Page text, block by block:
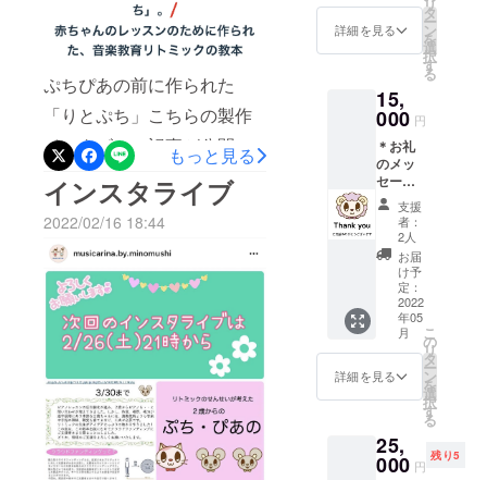
け受けてみようかな？ と
お考えいただけましたら、
ぜひ本日までの特別価格で
ご購入ください！明日以降
はこの価格が正規価格に
なってしまい、40000円ほ
どになってしまいます(^^;)
えーーー！！そうなの？知
らなかった！という先生
方！！ぜひお友だちにも拡
散してくださいm(_ _)m本日
もインスタライブで熱く語
ります！
ぷちぴあの前に作られた
「りとぷち」こちらの製作
インタビュー記事が公開さ
れました♪こちらにも熱い想
いお話してます♡読み返し
ても、熱すぎる笑とにかく
愛情たっぷりの教本作りを
しています！
もっと見る
インスタライブ
2022/02/16 18:44
たは氏
名掲載
（イニ
シャル
教本
「ぷ
ち・ぴ
あの」
１冊 ＊
zoomオ
ンライ
ンにて
「ぷ
ち・ぴ
あの」
使い方
セミ
ナー
（正規
販売前
に使用
有効期
限は
詳細を見る
タ
ー
ン
を
選
択
す
る
15,
000 円
＊お礼
のメッ
セージ
＊初版
出版教
本「ぷ
ち・ぴ
あの」
に、ご
支援い
ただい
た方の
教室
名、ま
たはご
氏名
シャル
可）掲
支援
者：
2人
お届
け予
定：
2022
年05
月
詳細を見る
こ
の
リ
タ
ー
ン
を
選
択
す
る
25,
000 円
残り5